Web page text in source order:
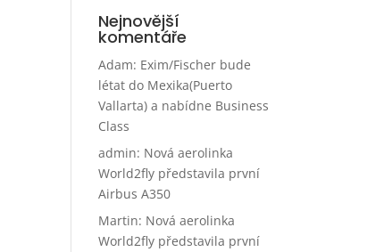
Nejnovější
komentáře
Adam: Exim/Fischer bude
létat do Mexika(Puerto
Vallarta) a nabídne Business
Class
admin: Nová aerolinka
World2fly představila první
Airbus A350
Martin: Nová aerolinka
World2fly představila první